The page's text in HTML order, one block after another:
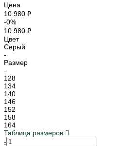
Цена
10 980 ₽
-0%
10 980 ₽
Цвет
Серый
-
Размер
-
128
134
140
146
152
158
164
Таблица размеров
-